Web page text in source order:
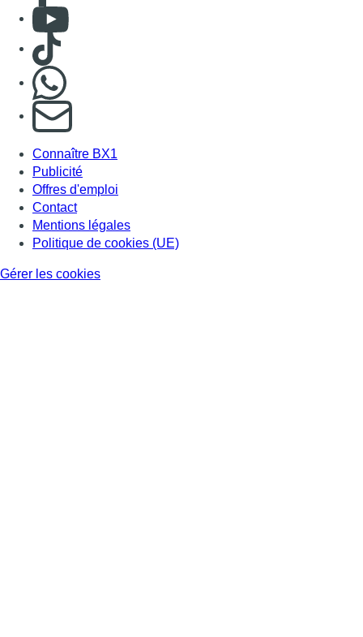
Consulter Youtube
Consulter TikTok
S'abonner à notre newsletter
Connaître BX1
Publicité
Offres d'emploi
Contact
Mentions légales
Politique de cookies (UE)
Gérer les cookies